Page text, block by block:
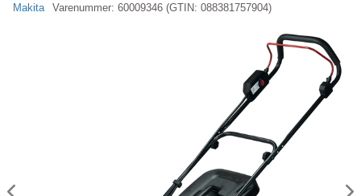
Makita Varenummer: 60009346 (GTIN: 088381757904)